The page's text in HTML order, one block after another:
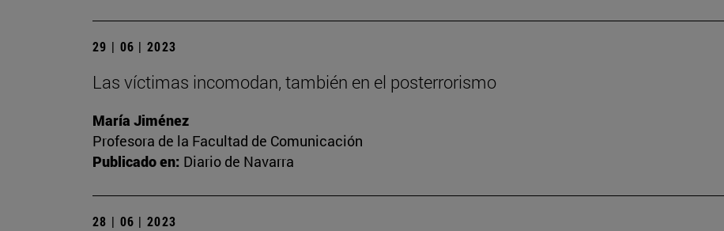
29 | 06 | 2023
Las víctimas incomodan, también en el posterrorismo
María Jiménez
Profesora de la Facultad de Comunicación
Publicado en: Diario de Navarra
28 | 06 | 2023